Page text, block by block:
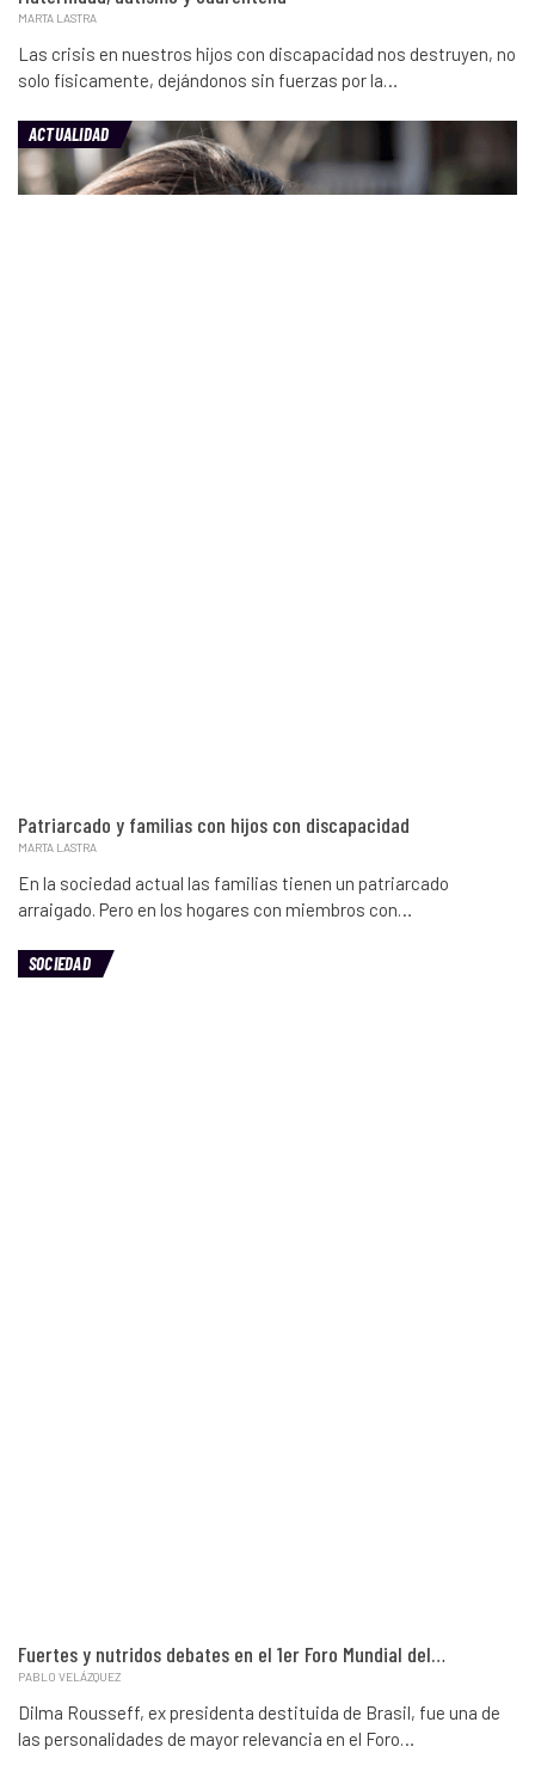
MARTA LASTRA
Las crisis en nuestros hijos con discapacidad nos destruyen, no
solo físicamente, dejándonos sin fuerzas por la…
ACTUALIDAD
Patriarcado y familias con hijos con discapacidad
MARTA LASTRA
En la sociedad actual las familias tienen un patriarcado
arraigado. Pero en los hogares con miembros con…
SOCIEDAD
Fuertes y nutridos debates en el 1er Foro Mundial del…
PABLO VELÁZQUEZ
Dilma Rousseff, ex presidenta destituida de Brasil, fue una de
las personalidades de mayor relevancia en el Foro…